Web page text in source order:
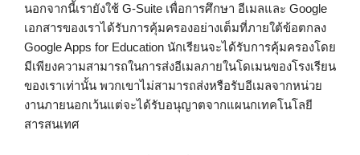
นอกจากนี้เรายังใช้ G-Suite เพื่อการศึกษา อีเมลและ Google
เอกสารของเราได้รับการคุ้มครองอย่างเต็มที่ภายใต้ข้อตกลง
Google Apps for Education นักเรียนจะได้รับการคุ้มครองโดย
มีเพียงความสามารถในการส่งอีเมลภายในโดเมนของโรงเรียน
ของเราเท่านั้น พวกเขาไม่สามารถส่งหรือรับอีเมลจากหน่วย
งานภายนอกเว้นแต่จะได้รับอนุญาตจากแผนกเทคโนโลยี
สารสนเทศ